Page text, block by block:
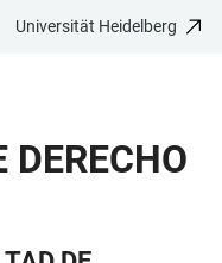
Universität Heidelberg
DERECHO